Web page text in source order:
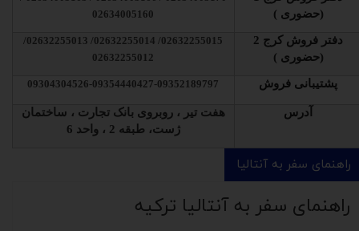
(حضوری )
02634005160
دفتر فروش کرج 2
(حضوری )
02632255015/ 02632255014/ 02632255013/
02632255012
پشتیبانی فروش 09304304526-09354440427-09352189797
آدرس
هفت تیر ، روبروی بانک تجارت ، ساختمان
ژست، طبقه 2 ، واحد 6
راهنمای سفر به آنتالیا
راهنمای سفر به آنتالیا ترکیه